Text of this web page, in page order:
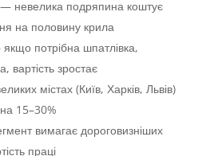
— невелика подряпина коштує
на половину крила
потрібна шпатлівка,
вартість зростає
містах (Київ, Харків, Львів)
15–30%
вимагає дороговизніших
праці